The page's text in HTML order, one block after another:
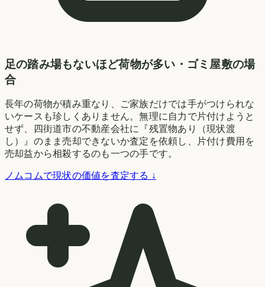
足の踏み場もないほど荷物が多い・ゴミ屋敷の場
合
長年の荷物が積み重なり、ご家族だけでは手がつけられな
いケースも珍しくありません。無理に自力で片付けようと
せず、四街道市の不動産会社に『残置物あり（現状渡
し）』のまま売却できないか査定を依頼し、片付け費用を
売却益から相殺するのも一つの手です。
ノムコムで現状の価値を査定する ↓